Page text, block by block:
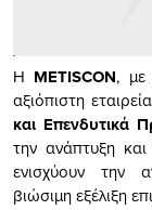
Η METISCON, με
αξιόπιστη
και Επενδυτικά
την ανάπτυξη
ενισχύουν την
βιώσιμη εξέλιξη